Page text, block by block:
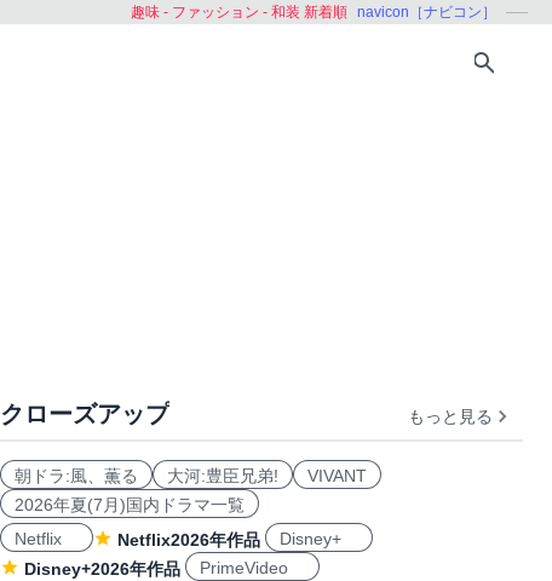
趣味 - ファッション - 和装 新着順 navicon［ナビコン］
クローズアップ もっと見る
朝ドラ:風、薫る 大河:豊臣兄弟!
VIVANT
2026年夏(7月)国内ドラマ一覧
Netflix
Netflix2026年作品
Disney+
Disney+2026年作品
PrimeVideo